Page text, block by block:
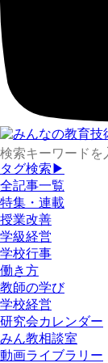
タグ検索▶
全記事一覧
特集・連載
授業改善
学級経営
学校行事
働き方
教師の学び
学校経営
研究会カレンダー
みん教相談室
動画ライブラリー